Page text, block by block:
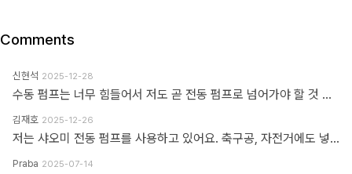
Comments
신현석 2025-12-28
수동 펌프는 너무 힘들어서 저도 곧 전동 펌프로 넘어가야 할 것 같네요.
김재호 2025-12-26
저는 샤오미 전동 펌프를 사용하고 있어요. 축구공, 자전거에도 넣을 수 있고 자동차 바퀴에도 넣을 수 있어요. 아주 만족스럽습니다.
Praba 2025-07-14